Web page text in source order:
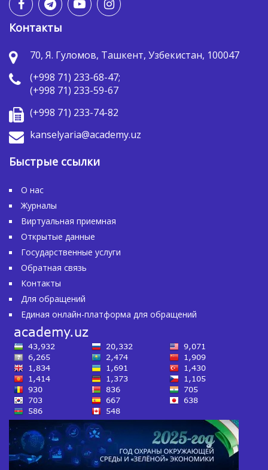
Контакты
70, Я. Гуломов, Ташкент, Узбекистан, 100047
(+998 71) 233-68-47;
(+998 71) 233-59-67
(+998 71) 233-74-82
kanselyaria@academy.uz
Быстрые ссылки
О нас
Журналы
Виртуальная приемная
Открытые данные
Государственные услуги
Обратная связь
Контакты
Для обращений
Единая онлайн-платформа для обращений